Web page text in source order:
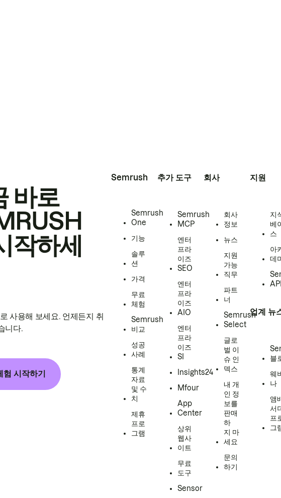
바로
작하세
사용해 보세요. 언제든지 취
니다.
험 시작하기
Semrush
Semrush
One
기능
솔루
션
가격
무료
체험
Semrush
비교
성공
사례
통계
자료
및 수
치
제휴
프로
그램
추가 도구
Semrush
MCP
엔터
프라
이즈
SEO
엔터
프라
이즈
AIO
엔터
프라
이즈
SI
Insights24
Mfour
App
Center
상위
웹사
이트
무료
도구
Sensor
회사
회사
정보
뉴스
지원
가능
직무
파트
너
Semrush
Select
글로
벌 이
슈 인
덱스
내 개
인 정
보를
판매
하
지 마
세요
문의
하기
지원
지
베
스
아
데
업계 뉴
블
웨
나
앰
서
프
그